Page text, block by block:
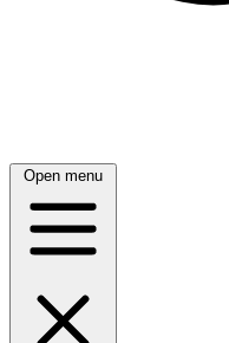
Open menu